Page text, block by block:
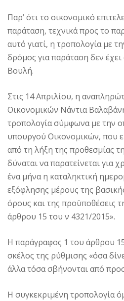
Παρ’ ότι το οικονομικό
παράταση, τεχνικά προς το
αυτό γιατί, η τροπολογία με
δρόμος για παράταση δεν
Βουλή.
Στις 14 Απριλίου, η
Οικονομικών Νάντια
τροπολογία σύμφωνα με την
υπουργού Οικονομικών, που
από τη λήξη της προθεσμίας
δύναται να παρατείνεται για
ένα μήνα η καταληκτική
εξόφλησης μέρους της
όρους και της προϋποθέσεις
άρθρου 15 του ν 4321/2015».
Η παράγραφος 1 του άρθρου
σκέλος της ρύθμισης «όσα
άλλα τόσα σβήνονται από
Η συγκεκριμένη τροπολογία